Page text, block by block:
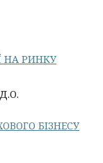
НА РИНКУ
БІЗНЕСУ